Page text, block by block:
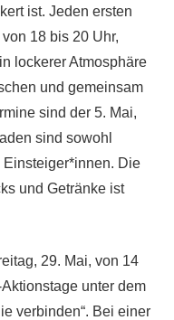
ist. Jeden ersten
18 bis 20 Uhr,
lockerer Atmosphäre
und gemeinsam
sind der 5. Mai,
sind sowohl
Die
und Getränke ist
29. Mai, von 14
unter dem
verbinden“. Bei einer